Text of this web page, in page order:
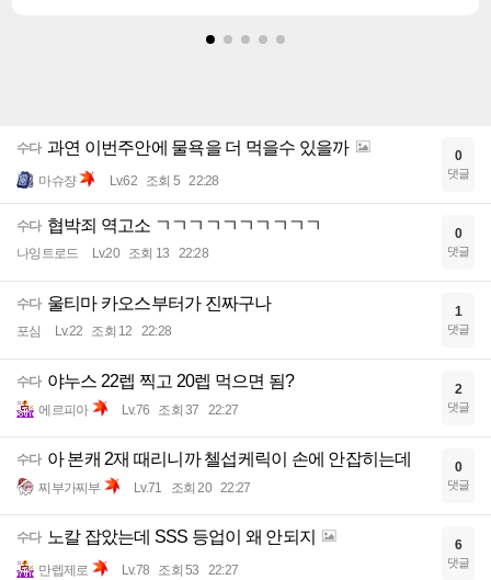
수다 과연 이번주안에 물욕을 더 먹을수 있을까
마슈쟝 Lv.62 조회 5 22:28
0
댓글
수다 협박죄 역고소 ㄱㄱㄱㄱㄱㄱㄱㄱㄱㄱ
나잉트로드 Lv.20 조회 13 22:28
0
댓글
수다 울티마 카오스부터가 진짜구나
포심 Lv.22 조회 12 22:28
1
댓글
수다 야누스 22렙 찍고 20렙 먹으면 됨?
에르피아 Lv.76 조회 37 22:27
2
댓글
수다 아 본캐 2재 때리니까 첼섭케릭이 손에 안잡히는데
찌부가찌부 Lv.71 조회 20 22:27
0
댓글
수다 노칼 잡았는데 SSS 등업이 왜 안되지
만렙제로 Lv.78 조회 53 22:27
6
댓글